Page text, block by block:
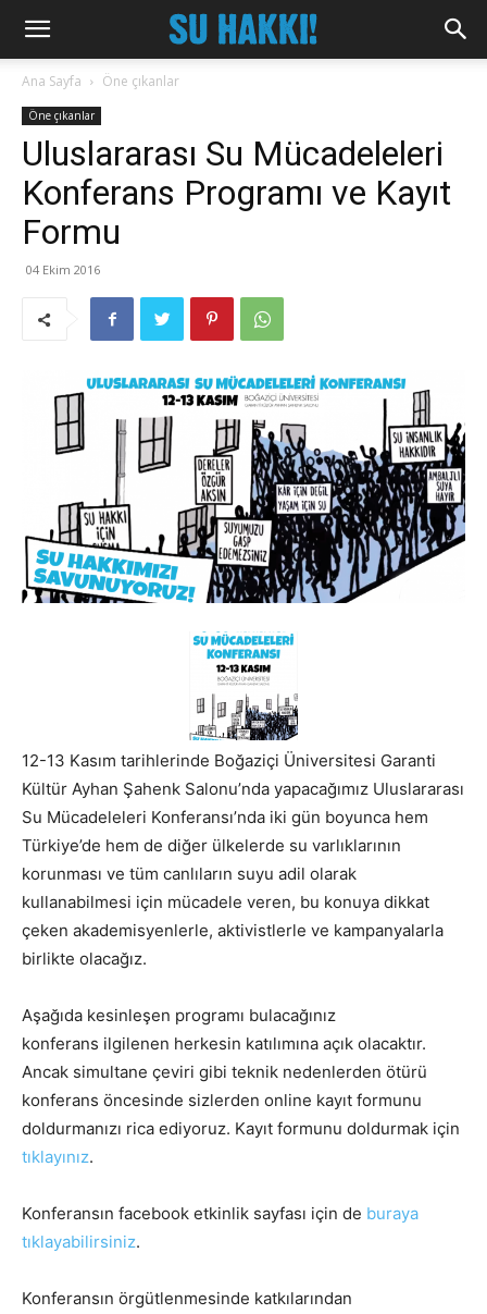
Ana Sayfa Öne çıkanlar
Öne çıkanlar
Uluslararası Su Mücadeleleri
Konferans Programı ve Kayıt
Formu
04 Ekim 2016
12-13 Kasım tarihlerinde Boğaziçi Üniversitesi Garanti
Kültür Ayhan Şahenk Salonu’nda yapacağımız Uluslararası
Su Mücadeleleri Konferansı’nda iki gün boyunca hem
Türkiye’de hem de diğer ülkelerde su varlıklarının
korunması ve tüm canlıların suyu adil olarak
kullanabilmesi için mücadele veren, bu konuya dikkat
çeken akademisyenlerle, aktivistlerle ve kampanyalarla
birlikte olacağız.
Aşağıda kesinleşen programı bulacağınız
konferans ilgilenen herkesin katılımına açık olacaktır.
Ancak simultane çeviri gibi teknik nedenlerden ötürü
konferans öncesinde sizlerden online kayıt formunu
doldurmanızı rica ediyoruz. Kayıt formunu doldurmak için
tıklayınız.
Konferansın facebook etkinlik sayfası için de buraya
tıklayabilirsiniz.
Konferansın örgütlenmesinde katkılarından